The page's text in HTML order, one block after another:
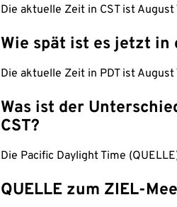
Die aktuelle Zeit in CST ist
Wie spät ist es jetzt in
Die aktuelle Zeit in PDT ist
Was ist der
CST?
Die Pacific Daylight Time
QUELLE zum ZIEL-